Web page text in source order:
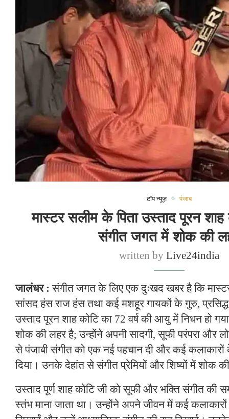
टॉप न्यूज़ पंजाब
मास्टर सलीम के पिता उस्ताद पूरन
संगीत जगत में शोक की
written byLive24india
जालंधर :संगीत जगत के लिए एक दुःखद खबर है कि
सांसद हंस राज हंस तथा कई मशहूर गायकों के गुरु,
उस्ताद पूरन शाह कोटि का 72 वर्ष की आयु में निधन हो
शोक की लहर है; उन्होंने अपनी सादगी, सूफी परंपरा और
से पंजाबी संगीत को एक नई पहचान दी और कई
दिया। उनके देहांत से संगीत प्रेमियों और शिष्यों में शोक
उस्ताद पूर्ण शाह कोटि जी को सूफी और भक्ति संगीत की
स्तंभ माना जाता था। उन्होंने अपने जीवन में कई कलाकारों